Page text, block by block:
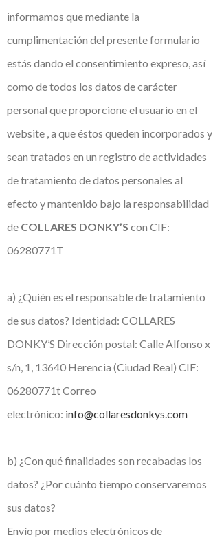
informamos que mediante la
cumplimentación del presente formulario
estás dando el consentimiento expreso, así
como de todos los datos de carácter
personal que proporcione el usuario en el
website , a que éstos queden incorporados y
sean tratados en un registro de actividades
de tratamiento de datos personales al
efecto y mantenido bajo la responsabilidad
de COLLARES DONKY’S con CIF:
06280771T
a) ¿Quién es el responsable de tratamiento
de sus datos? Identidad: COLLARES
DONKY’S Dirección postal: Calle Alfonso x
s/n, 1, 13640 Herencia (Ciudad Real) CIF:
06280771t Correo
electrónico: info@collaresdonkys.com
b) ¿Con qué finalidades son recabadas los
datos? ¿Por cuánto tiempo conservaremos
sus datos?
Envío por medios electrónicos de